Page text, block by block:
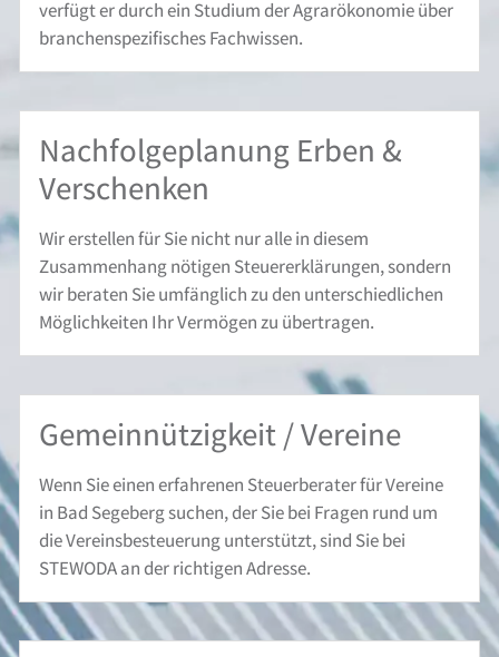
verfügt er durch ein Studium der Agrarökonomie über
branchenspezifisches Fachwissen.
Nachfolge­planung Erben &
Verschenken
Wir erstellen für Sie nicht nur alle in diesem
Zusammenhang nötigen Steuererklärungen, sondern
wir beraten Sie umfänglich zu den unterschiedlichen
Möglichkeiten Ihr Vermögen zu übertragen.
Gemeinnützigkeit / Vereine
Wenn Sie einen erfahrenen Steuerberater für Vereine
in Bad Segeberg suchen, der Sie bei Fragen rund um
die Vereinsbesteuerung unterstützt, sind Sie bei
STEWODA an der richtigen Adresse.